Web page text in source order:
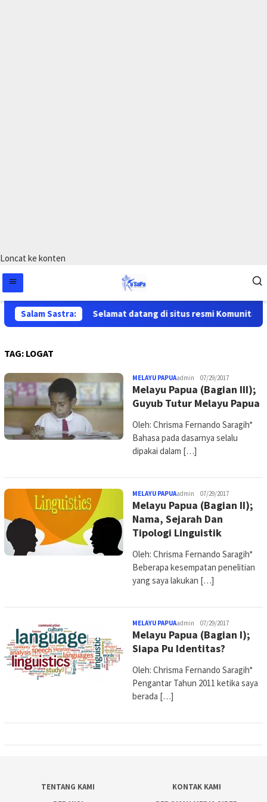
Loncat ke konten
Salam Sastra: Selamat datang di situs resmi Komunitas
TAG: LOGAT
MELAYU PAPUAadmin 07/29/2017
Melayu Papua (Bagian III);
Guyub Tutur Melayu Papua
Oleh: Chrisma Fernando Saragih*
Bahasa pada dasarnya selalu
dipakai dalam […]
MELAYU PAPUAadmin 07/29/2017
Melayu Papua (Bagian II);
Nama, Sejarah Dan
Tipologi Linguistik
Oleh: Chrisma Fernando Saragih*
Beberapa kesempatan penelitian
yang saya lakukan […]
MELAYU PAPUAadmin 07/29/2017
Melayu Papua (Bagian I);
Siapa Pu Identitas?
Oleh: Chrisma Fernando Saragih*
Pengantar Tahun 2011 ketika saya
berada […]
TENTANG KAMI
KONTAK KAMI